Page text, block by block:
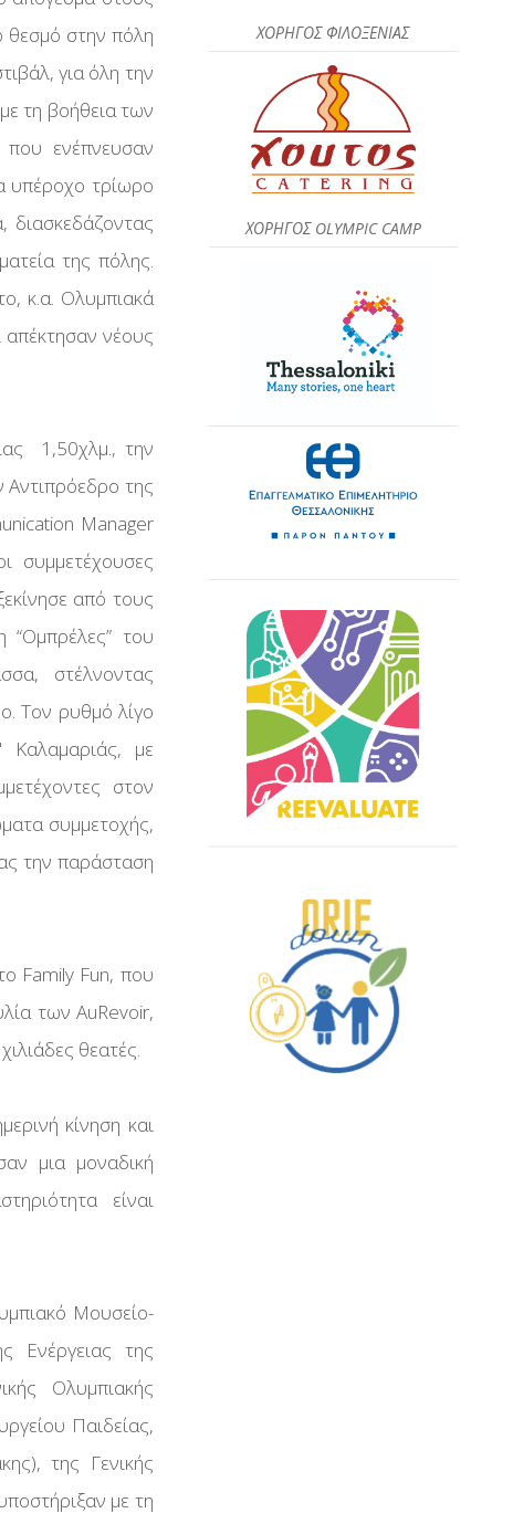
θεσμό στην πόλη
για όλη την
τη βοήθεια των
ενέπνευσαν
υπέροχο τρίωρο
διασκεδάζοντας
της πόλης.
κ.α. Ολυμπιακά
νέους
1,50χλμ., την
Αντιπρόεδρο της
Manager
συμμετέχουσες
από τους
“Ομπρέλες” του
στέλνοντας
Τον ρυθμό λίγο
Καλαμαριάς, με
στον
συμμετοχής,
την παράσταση
Family Fun, που
των AuRevoir,
θεατές.
κίνηση και
μια μοναδική
είναι
Μουσείο-
Ενέργειας της
Ολυμπιακής
Παιδείας,
της Γενικής
με τη
ΧΟΡΗΓΟΣ ΦΙΛΟΞΕΝΙΑΣ
ΧΟΡΗΓΟΣ OLYMPIC CAMP